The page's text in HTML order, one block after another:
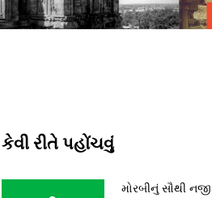
કેવી રીતે પહોંચવું
મોરબીનું સૌથી